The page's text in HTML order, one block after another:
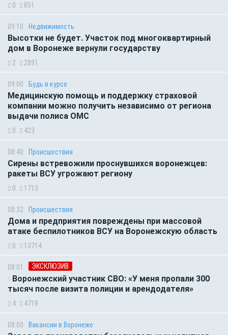
0 851
09:10 Недвижимость
Высотки не будет. Участок под многоквартирный
дом в Воронеже вернули государству
2 2891
09:00 Будь в курсе
Медицинскую помощь и поддержку страховой
компании можно получить независимо от региона
выдачи полиса ОМС
0 423
08:40 Происшествия
Сирены встревожили проснувшихся воронежцев:
ракеты ВСУ угрожают региону
0 1713
08:32 Происшествия
Дома и предприятия повреждены при массовой
атаке беспилотников ВСУ на Воронежскую область
0 13714
08:01 ЭКСКЛЮЗИВ
Воронежский участник СВО: «У меня пропали 300
тысяч после визита полиции и арендодателя»
4 4718
08:00 Вакансии в Воронеже